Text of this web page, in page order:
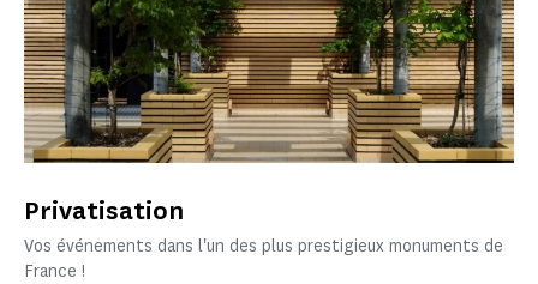
Privatisation
Vos événements dans l'un des plus prestigieux monuments de
France !